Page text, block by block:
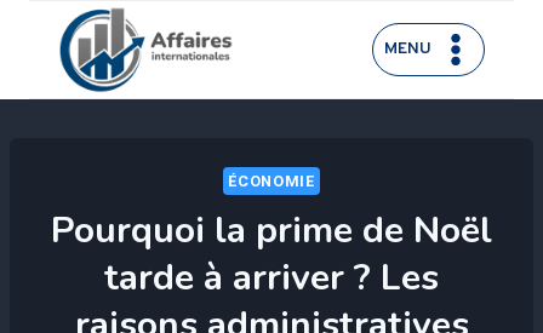
contenu
MENU
ÉCONOMIE
Pourquoi la prime de Noël
tarde à arriver ? Les